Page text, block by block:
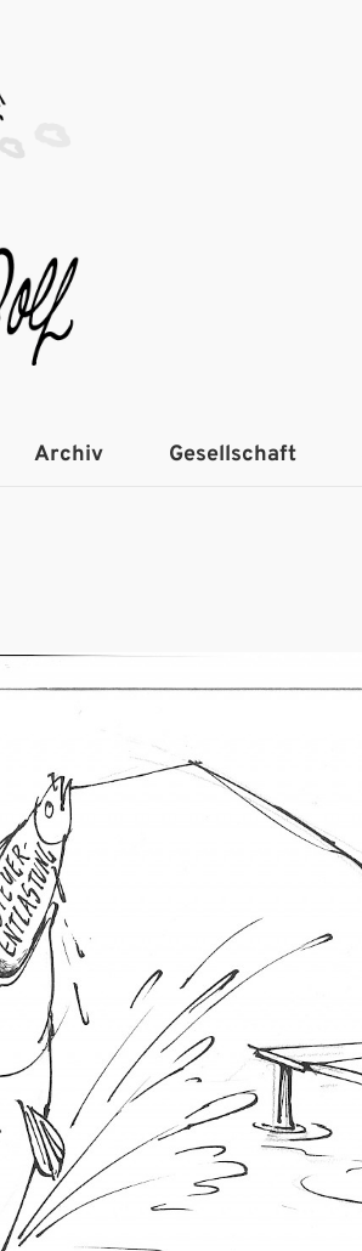
Archiv Gesellschaft